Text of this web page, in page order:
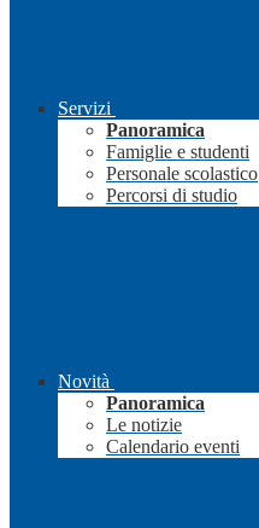
Servizi
Panoramica
Famiglie e studenti
Personale scolastico
Percorsi di studio
Novità
Panoramica
Le notizie
Calendario eventi